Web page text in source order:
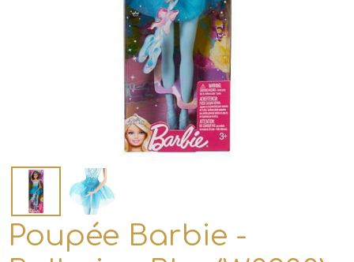
Poupée Barbie -